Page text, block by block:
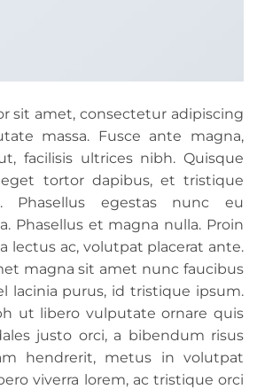
sit amet, consectetur adipiscing
massa. Fusce ante magna,
facilisis ultrices nibh. Quisque
tortor dapibus, et tristique
Phasellus egestas nunc eu
Phasellus et magna nulla. Proin
lectus ac, volutpat placerat ante.
magna sit amet nunc faucibus
lacinia purus, id tristique ipsum.
ut libero vulputate ornare quis
justo orci, a bibendum risus
hendrerit, metus in volutpat
viverra lorem, ac tristique orci